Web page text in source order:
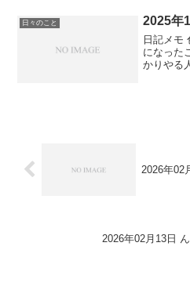
日々のこと 2025年
日記メモ
になった
かりやる
2026年02
2026年02月13日